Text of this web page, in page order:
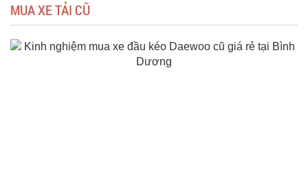
MUA XE TẢI CŨ